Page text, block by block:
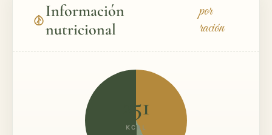
Información
nutricional
por
ración
251
KCAL